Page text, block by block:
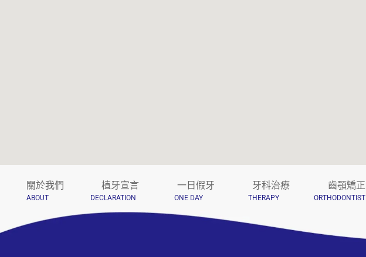
關於我們
ABOUT
植牙宣言
DECLARATION
一日假牙
ONE DAY
牙科治療
THERAPY
齒顎矯正
ORTHODONTIST